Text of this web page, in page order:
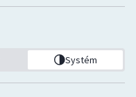
Systém